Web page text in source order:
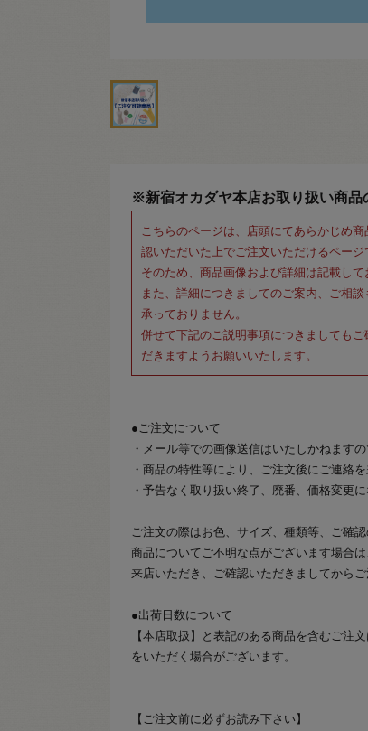
※新宿オカダヤ本店お取り扱い商
こちらのページは、店頭にてあらかじめ
認いただいた上でご注文いただけるページ
そのため、商品画像および詳細は記載して
また、詳細につきましてのご案内、ご相
承っておりません。
併せて下記のご説明事項につきましても
だきますようお願いいたします。
●ご注文について
・メール等での画像送信はいたしかねます
・商品の特性等により、ご注文後にご連絡
・予告なく取り扱い終了、廃番、価格変更
ご注文の際はお色、サイズ、種類等、ご確
商品についてご不明な点がございます場合は
来店いただき、ご確認いただきましてからご
●出荷日数について
【本店取扱】と表記のある商品を含むご注
をいただく場合がございます。
【ご注文前に必ずお読み下さい】